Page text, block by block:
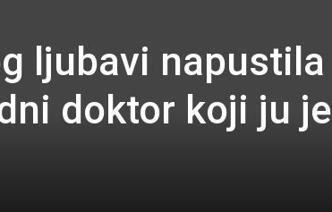
ljubavi napustila
doktor koji ju je